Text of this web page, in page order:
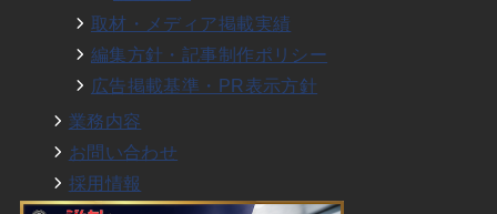
取材・メディア掲載実績
編集方針・記事制作ポリシー
広告掲載基準・PR表示方針
業務内容
お問い合わせ
採用情報